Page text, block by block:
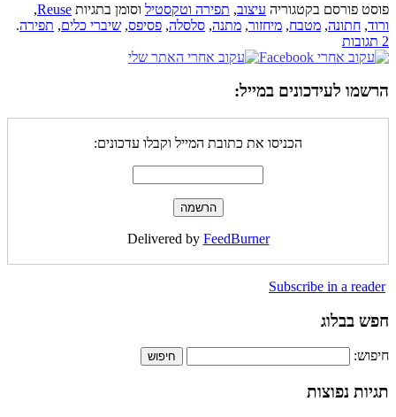
פוסט פורסם בקטגוריהעיצוב,תפירה וטקסטילוסומן בתגיותReuse
,
ורוד,חתונה,מטבח,מיחזור,מתנה,סלסלה,פסיפס,שיברי כלים,תפירה.
הרשמו לעידכונים במייל:
הכניסו את כתובת המייל וקבלו עדכונים:
Delivered byFeedBurner
Subscribe in a reader
חפש בבלוג
חיפוש:
תגיות נפוצות